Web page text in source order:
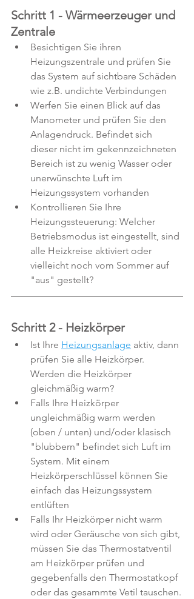
Schritt 1 - Wärmeerzeuger und
Zentrale
Besichtigen Sie ihren
Heizungszentrale und prüfen Sie
das System auf sichtbare Schäden
wie z.B. undichte Verbindungen
Werfen Sie einen Blick auf das
Manometer und prüfen Sie den
Anlagendruck. Befindet sich
dieser nicht im gekennzeichneten
Bereich ist zu wenig Wasser oder
unerwünschte Luft im
Heizungssystem vorhanden
Kontrollieren Sie Ihre
Heizungssteuerung: Welcher
Betriebsmodus ist eingestellt, sind
alle Heizkreise aktiviert oder
vielleicht noch vom Sommer auf
"aus" gestellt?
Schritt 2 - Heizkörper
Ist Ihre Heizungsanlage aktiv, dann
prüfen Sie alle Heizkörper.
Werden die Heizkörper
gleichmäßig warm?
Falls Ihre Heizkörper
ungleichmäßig warm werden
(oben / unten) und/oder klasisch
"blubbern" befindet sich Luft im
System. Mit einem
Heizkörperschlüssel können Sie
einfach das Heizungssystem
entlüften
Falls Ihr Heizkörper nicht warm
wird oder Geräusche von sich gibt,
müssen Sie das Thermostatventil
am Heizkörper prüfen und
gegebenfalls den Thermostatkopf
oder das gesammte Vetil tauschen.